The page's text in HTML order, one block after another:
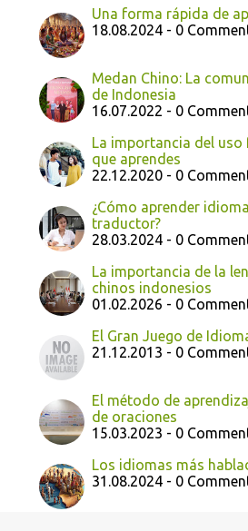
Una forma rápida de
18.08.2024 - 0
Medan Chino: La
de Indonesia
16.07.2022 - 0
La importancia del
que aprendes
22.12.2020 - 0
¿Cómo aprender
traductor?
28.03.2024 - 0
La importancia de la
chinos indonesios
01.02.2026 - 0
El Gran Juego de
21.12.2013 - 0
El método de
de oraciones
15.03.2023 - 0
Los idiomas más
31.08.2024 - 0